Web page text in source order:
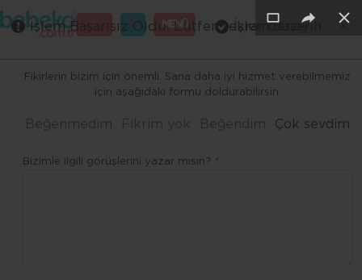
MENÜ
GİRİŞ
Fikirlerin bizim için önemli. Sana daha iyi hizmet verebilmemiz
için aşağıdaki formu doldurabilirsin.
Beğenmedim Fikrim yok Beğendim Çok sevdim
Bizimle ilgili görüşlerini yazar mısın? *
×
×
×
İşlem Başarılı ×
İşlem Başarısız Oldu. Lütfen tekrar deneyin ×